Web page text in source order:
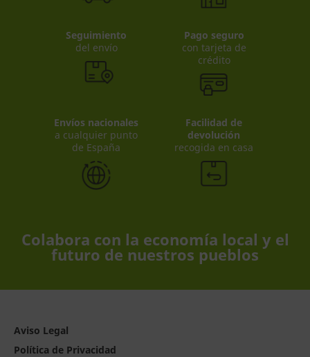
Seguimiento
del envío
Pago seguro
con tarjeta de
crédito
Envíos nacionales
a cualquier punto
de España
Facilidad de
devolución
recogida en casa
Colabora con la economía local y el
futuro de nuestros pueblos
Aviso Legal
Política de Privacidad